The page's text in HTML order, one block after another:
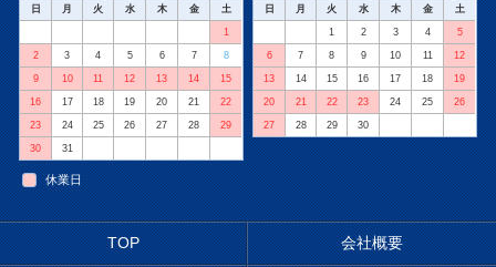
日 月 火 水 木 金 土
1
2 3 4 5 6 7 8
9 10 11 12 13 14 15
16 17 18 19 20 21 22
23 24 25 26 27 28 29
30 31
日 月 火 水 木 金 土
1 2 3 4 5
6 7 8 9 10 11 12
13 14 15 16 17 18 19
20 21 22 23 24 25 26
27 28 29 30
休業日
TOP 会社概要